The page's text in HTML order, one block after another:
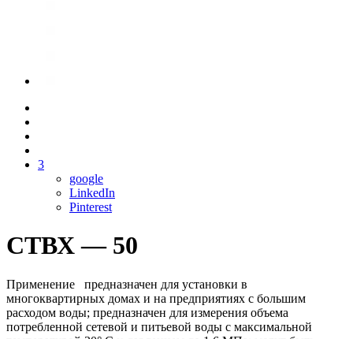
3
google
LinkedIn
Pinterest
СТВХ — 50
Применение предназначен для установки в
многоквартирных домах и на предприятиях с большим
расходом воды; предназначен для измерения объема
потребленной сетевой и питьевой воды с максимальной